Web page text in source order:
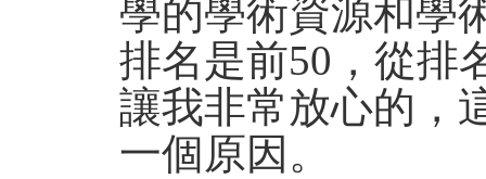
學的學術資源和學
排名是前50，從排
讓我非常放心的，
一個原因。